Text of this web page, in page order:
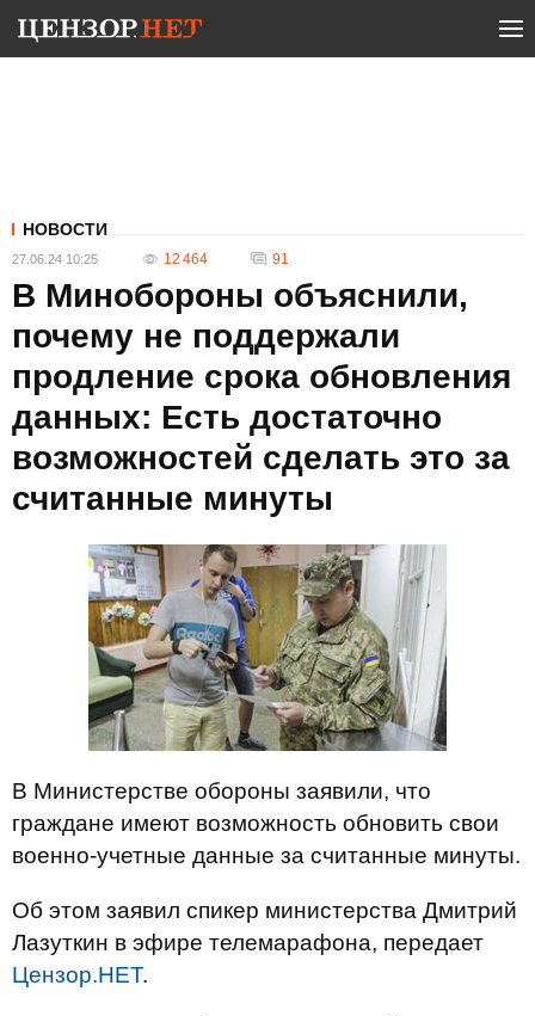
НОВОСТИ
27.06.24 10:25 12 464 91
В Минобороны объяснили,
почему не поддержали
продление срока обновления
данных: Есть достаточно
возможностей сделать это за
считанные минуты
В Министерстве обороны заявили, что
граждане имеют возможность обновить свои
военно-учетные данные за считанные минуты.
Об этом заявил спикер министерства Дмитрий
Лазуткин в эфире телемарафона, передает
Цензор.НЕТ.